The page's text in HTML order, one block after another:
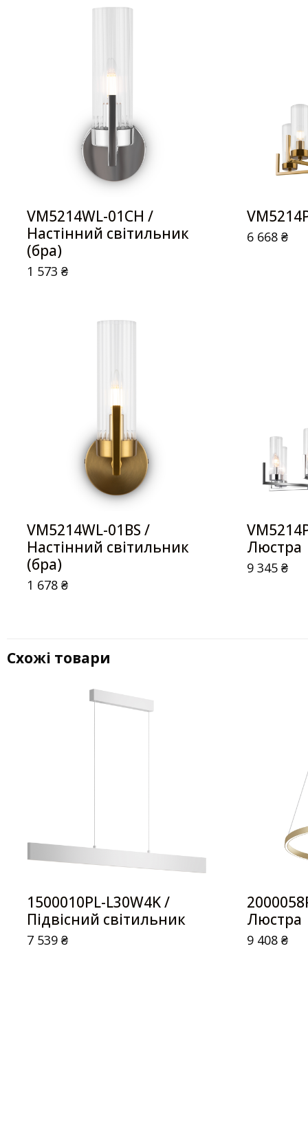
VM5214WL-01CH /
Настінний світильник
(бра)
1 573₴
6 668₴
VM5214WL-01BS /
Настінний світильник
(бра)
1 678₴
Люстра
9 345₴
Схожі товари
1500010PL-L30W4K /
Підвісний світильник
7 539₴
Люстра
9 408₴